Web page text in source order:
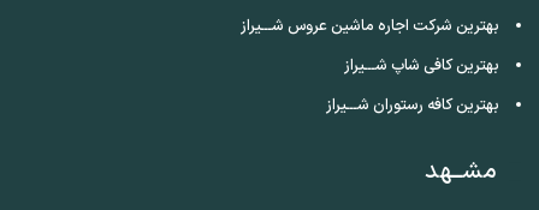
بهترین شرکت اجاره ماشین عروس شـــیراز
بهترین کافی شاپ شـــیراز
بهترین کافه رستوران شـــیراز
مشــهد